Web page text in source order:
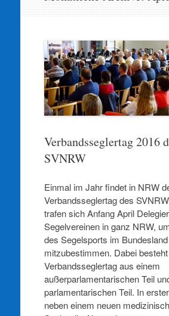
Verbandsseglertag 2016
SVNRW
Einmal im Jahr findet in NRW
Verbandsseglertag des
trafen sich Anfang April
Segelvereinen in ganz NRW,
des Segelsports im Bundesland
mitzubestimmen. Dabei
Verbandsseglertag aus einem
außerparlamentarischen Teil
parlamentarischen Teil. In
neben einem neuen